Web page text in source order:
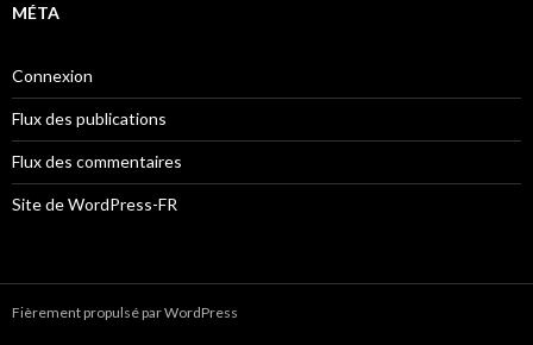
MÉTA
Connexion
Flux des publications
Flux des commentaires
Site de WordPress-FR
Fièrement propulsé par WordPress